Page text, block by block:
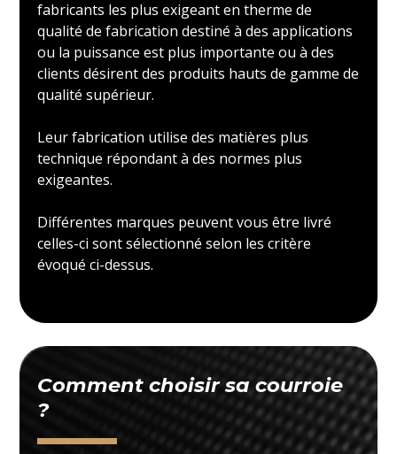
fabricants les plus exigeant en therme de
qualité de fabrication destiné à des applications
ou la puissance est plus importante ou à des
clients désirent des produits hauts de gamme de
qualité supérieur.
Leur fabrication utilise des matières plus
technique répondant à des normes plus
exigeantes.
Différentes marques peuvent vous être livré
celles-ci sont sélectionné selon les critère
évoqué ci-dessus.
Comment choisir sa courroie
?